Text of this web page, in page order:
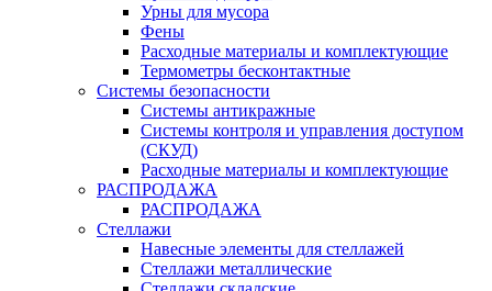
Урны для мусора
Фены
Расходные материалы и комплектующие
Термометры бесконтактные
Системы безопасности
Системы антикражные
Системы контроля и управления доступом
(СКУД)
Расходные материалы и комплектующие
РАСПРОДАЖА
РАСПРОДАЖА
Стеллажи
Навесные элементы для стеллажей
Стеллажи металлические